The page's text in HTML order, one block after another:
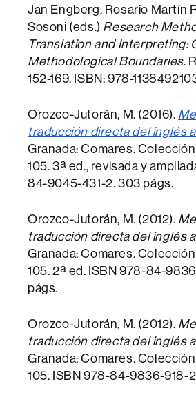
Jan Engberg, Rosario Martín
Sosoni (eds.) Research
Translation and Interpreting:
Methodological Boundaries.
152-169. ISBN: 978-
Orozco-Jutorán, M. (2016).
traducción directa del inglés
Granada: Comares.
105. 3ª ed., revisada y
84-9045-431-2. 303 págs.
Orozco-Jutorán, M. (2012).
traducción directa del inglés
Granada: Comares.
105. 2ª ed. ISBN 978-84-
págs.
Orozco-Jutorán, M. (2012).
traducción directa del inglés
Granada: Comares.
105. ISBN 978-84-9836-918-